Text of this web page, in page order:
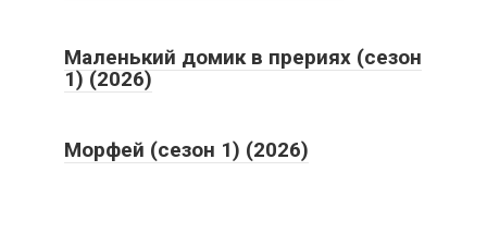
Маленький домик в прериях (сезон
1) (2026)
Морфей (сезон 1) (2026)